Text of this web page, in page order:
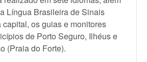
Língua Brasileira de Sinais
capital, os guias e monitores
de Porto Seguro, Ilhéus e
(Praia do Forte).